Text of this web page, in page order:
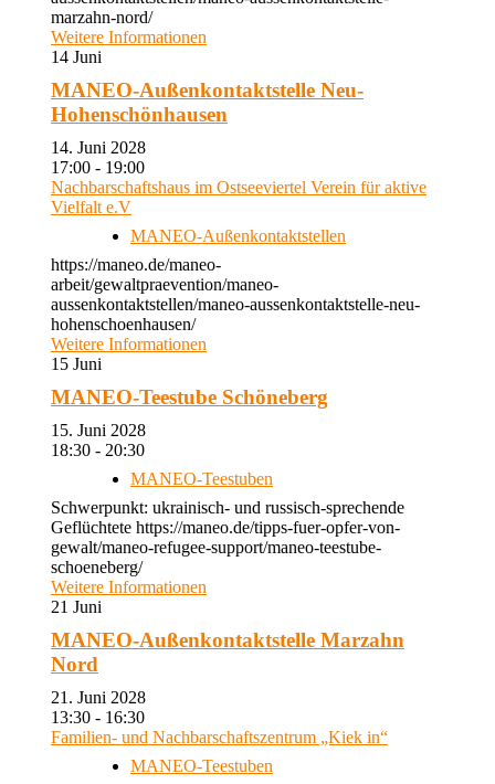
marzahn-nord/
Weitere Informationen
14 Juni
MANEO-Außenkontaktstelle Neu-
Hohenschönhausen
14. Juni 2028
17:00 - 19:00
Nachbarschaftshaus im Ostseeviertel Verein für aktive
Vielfalt e.V
MANEO-Außenkontaktstellen
https://maneo.de/maneo-
arbeit/gewaltpraevention/maneo-
aussenkontaktstellen/maneo-aussenkontaktstelle-neu-
hohenschoenhausen/
Weitere Informationen
15 Juni
MANEO-Teestube Schöneberg
15. Juni 2028
18:30 - 20:30
MANEO-Teestuben
Schwerpunkt: ukrainisch- und russisch-sprechende
Geflüchtete https://maneo.de/tipps-fuer-opfer-von-
gewalt/maneo-refugee-support/maneo-teestube-
schoeneberg/
Weitere Informationen
21 Juni
MANEO-Außenkontaktstelle Marzahn
Nord
21. Juni 2028
13:30 - 16:30
Familien- und Nachbarschaftszentrum „Kiek in“
MANEO-Teestuben